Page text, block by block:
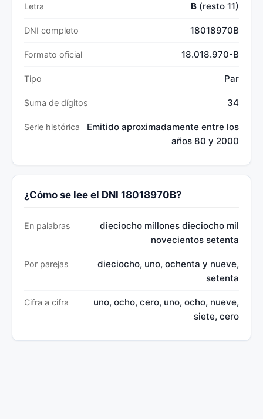
Letra B (resto 11)
DNI completo 18018970B
Formato oficial 18.018.970-B
Tipo Par
Suma de dígitos 34
Serie histórica
Emitido aproximadamente entre los
años 80 y 2000
¿Cómo se lee el DNI 18018970B?
En palabras
dieciocho millones dieciocho mil
novecientos setenta
Por parejas
dieciocho, uno, ochenta y nueve,
setenta
Cifra a cifra
uno, ocho, cero, uno, ocho, nueve,
siete, cero